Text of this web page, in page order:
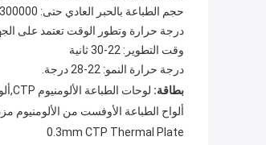
حجم الطباعة بالحبر العادي حتى: 300000حبر فوق البنفسجية خاص، معدل الطباعة: 150،000 طبعة.
درجة حرارة وتطور الوقت تعتمد على
وقت التطوير: 22-30 ثانية
درجة حرارة النمو: 22-28 درجة.
بطاقة: لوحات الطباعة الألومنيوم CTP,ألواح طباعة أوفست من الألومنيوم مقاس 0.15 مم,لوحة حرارية CTP مقاس 0.3 مم
ألواح الطباعة الأوفست من الألومنيوم مزدوجة
0.3mm CTP Thermal Plate